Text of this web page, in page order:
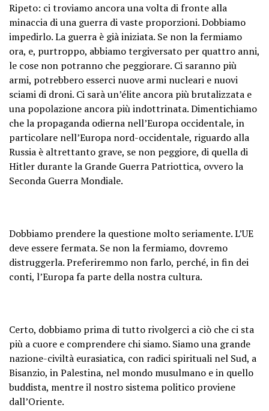
Ripeto: ci troviamo ancora una volta di fronte alla
minaccia di una guerra di vaste proporzioni. Dobbiamo
impedirlo. La guerra è già iniziata. Se non la fermiamo
ora, e, purtroppo, abbiamo tergiversato per quattro anni,
le cose non potranno che peggiorare. Ci saranno più
armi, potrebbero esserci nuove armi nucleari e nuovi
sciami di droni. Ci sarà un’élite ancora più brutalizzata e
una popolazione ancora più indottrinata. Dimentichiamo
che la propaganda odierna nell’Europa occidentale, in
particolare nell’Europa nord-occidentale, riguardo alla
Russia è altrettanto grave, se non peggiore, di quella di
Hitler durante la Grande Guerra Patriottica, ovvero la
Seconda Guerra Mondiale.
Dobbiamo prendere la questione molto seriamente. L’UE
deve essere fermata. Se non la fermiamo, dovremo
distruggerla. Preferiremmo non farlo, perché, in fin dei
conti, l’Europa fa parte della nostra cultura.
Certo, dobbiamo prima di tutto rivolgerci a ciò che ci sta
più a cuore e comprendere chi siamo. Siamo una grande
nazione-civiltà eurasiatica, con radici spirituali nel Sud, a
Bisanzio, in Palestina, nel mondo musulmano e in quello
buddista, mentre il nostro sistema politico proviene
dall’Oriente.